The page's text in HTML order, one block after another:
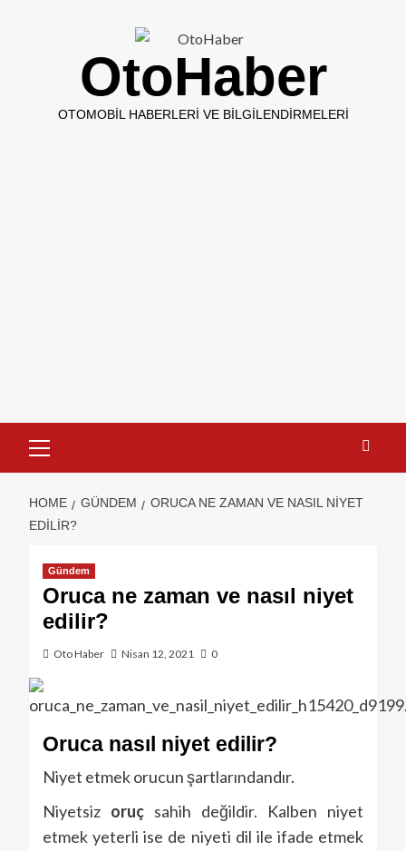
OtoHaber
OTOMOBIL HABERLERI VE BILGILENDIRMELERI
HOME GÜNDEM
ORUCA NE ZAMAN VE NASIL NIYET
EDILIR?
Gündem
Oruca ne zaman ve nasıl niyet
edilir?
Oto Haber Nisan 12, 2021 0
Oruca nasıl niyet edilir?
Niyet etmek orucun şartlarındandır.
Niyetsiz oruç sahih değildir. Kalben niyet
etmek yeterli ise de niyeti dil ile ifade etmek